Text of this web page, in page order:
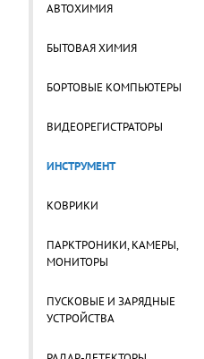
АВТОХИМИЯ
БЫТОВАЯ ХИМИЯ
БОРТОВЫЕ КОМПЬЮТЕРЫ
ВИДЕОРЕГИСТРАТОРЫ
ИНСТРУМЕНТ
КОВРИКИ
ПАРКТРОНИКИ, КАМЕРЫ,
МОНИТОРЫ
ПУСКОВЫЕ И ЗАРЯДНЫЕ
УСТРОЙСТВА